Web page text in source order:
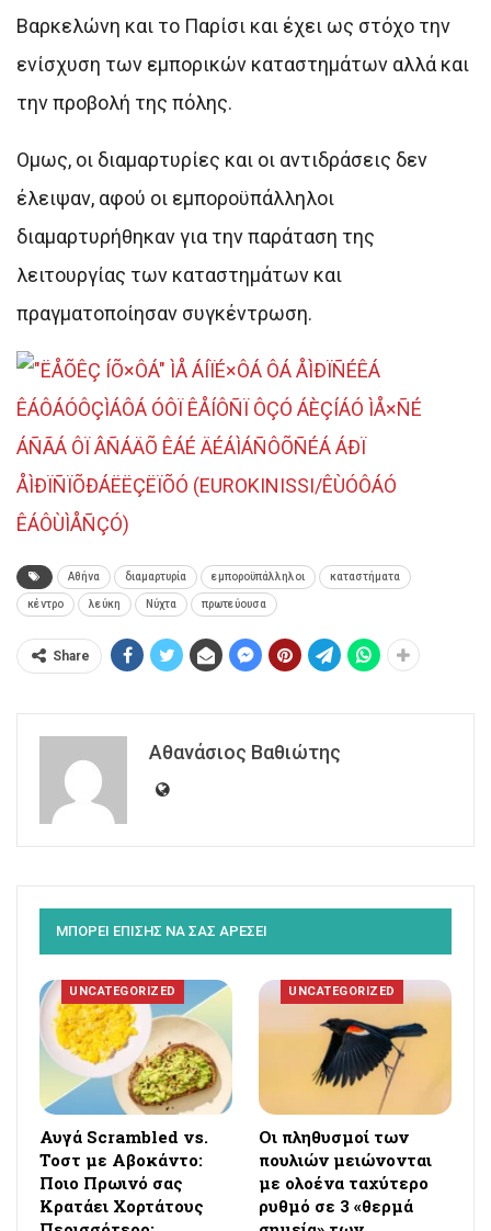
Βαρκελώνη και το Παρίσι και έχει ως στόχο την
ενίσχυση των εμπορικών καταστημάτων αλλά και
την προβολή της πόλης.
Ομως, οι διαμαρτυρίες και οι αντιδράσεις δεν
έλειψαν, αφού οι εμποροϋπάλληλοι
διαμαρτυρήθηκαν για την παράταση της
λειτουργίας των καταστημάτων και
πραγματοποίησαν συγκέντρωση.
Αθήνα διαμαρτυρία εμποροϋπάλληλοι καταστήματα
κέντρο λεύκη Νύχτα πρωτεύουσα
Share
Αθανάσιος Βαθιώτης
ΜΠΟΡΕΙ ΕΠΙΣΗΣ ΝΑ ΣΑΣ ΑΡΕΣΕΙ
UNCATEGORIZED
Αυγά Scrambled vs.
Τοστ με Αβοκάντο:
Ποιο Πρωινό σας
Κρατάει Χορτάτους
UNCATEGORIZED
Οι πληθυσμοί των
πουλιών μειώνονται
με ολοένα ταχύτερο
ρυθμό σε 3 «θερμά